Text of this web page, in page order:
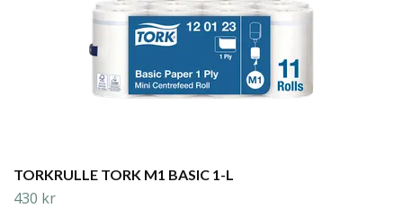
TORKRULLE TORK M1 BASIC 1-L
430 kr